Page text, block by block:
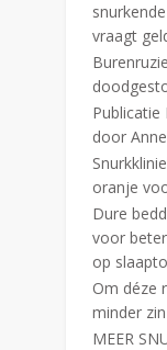
vraagt
door
oranje
Dure
voor
op
Om déze
minder
MEER